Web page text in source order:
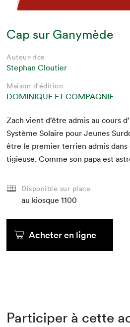
Cap sur Ganymède
Auteur·rice
Stephan Cloutier
Maison d'édition
DOMINIQUE ET COMPAGNIE
Zach vient d’être admis au cours
Sys­tème Solaire pour Jeunes
être le pre­mier ter­rien admis
tigieuse. Comme son papa est
Disponible sur place
au kiosque 1100
Acheter en ligne
Participer à cette